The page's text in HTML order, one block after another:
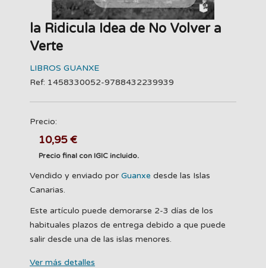
la Ridicula Idea de No Volver a
Verte
LIBROS GUANXE
Ref: 1458330052-9788432239939
Precio:
10,95 €
Precio final con IGIC incluido.
Vendido y enviado por Guanxe desde las Islas
Canarias.
Este artículo puede demorarse 2-3 días de los
habituales plazos de entrega debido a que puede
salir desde una de las islas menores.
Ver más detalles